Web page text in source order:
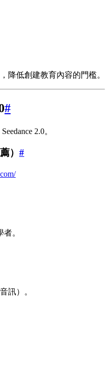
降低創建教育內容的門檻。
#
2.0。
） #
。
訊）。